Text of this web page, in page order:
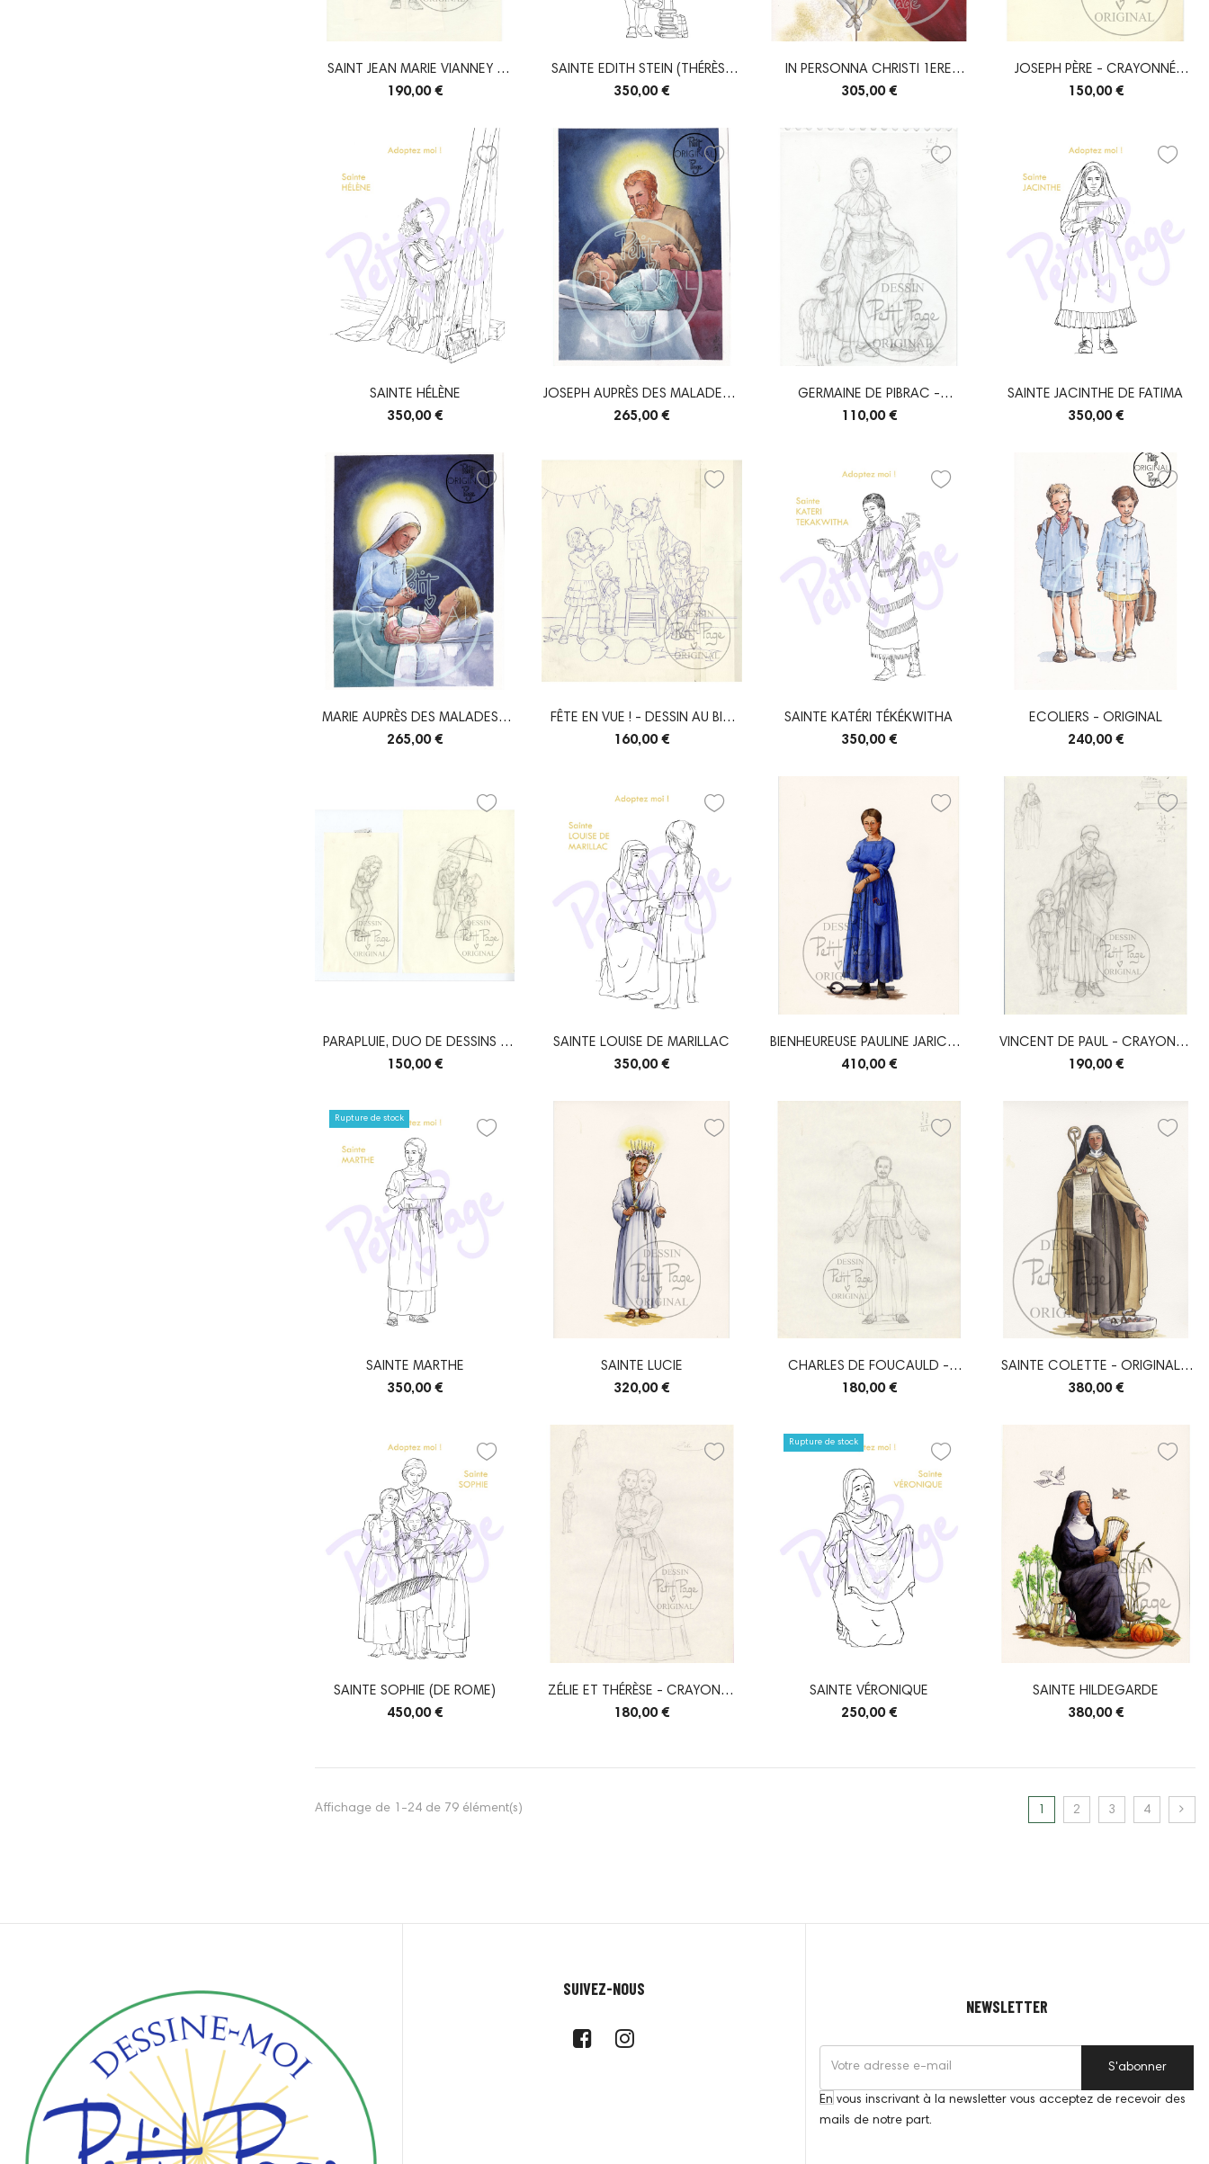
SAINT JEAN MARIE VIANNEY -
CRAYONNÉ...
190,00 €
SAINTE EDITH STEIN (THÉRÈSE
BÉNÉDICTE...
350,00 €
IN PERSONNA CHRISTI 1ERE
VERSION -...
305,00 €
JOSEPH PÈRE - CRAYONNÉ
ORIGINAL
150,00 €
SAINTE HÉLÈNE
350,00 €
JOSEPH AUPRÈS DES MALADES -
ORIGINAL
265,00 €
GERMAINE DE PIBRAC -
CRAYONNÉ ORIGINAL
110,00 €
SAINTE JACINTHE DE FATIMA
350,00 €
MARIE AUPRÈS DES MALADES -
ORIGINAL
265,00 €
FÊTE EN VUE ! - DESSIN AU BIC
ORIGINAL
160,00 €
SAINTE KATÉRI TÉKÉKWITHA
350,00 €
ECOLIERS - ORIGINAL
240,00 €
PARAPLUIE, DUO DE DESSINS -
CRAYONNÉS...
150,00 €
SAINTE LOUISE DE MARILLAC
350,00 €
BIENHEUREUSE PAULINE JARICOT
- ORIGINAL
410,00 €
VINCENT DE PAUL - CRAYONNÉ
ORIGINAL
190,00 €
Rupture de stock
SAINTE MARTHE
350,00 €
SAINTE LUCIE
320,00 €
CHARLES DE FOUCAULD -
CRAYONNÉ ORIGINAL
180,00 €
SAINTE COLETTE - ORIGINAL -
VERSION...
380,00 €
SAINTE SOPHIE (DE ROME)
450,00 €
ZÉLIE ET THÉRÈSE - CRAYONNÉ
ORIGINAL
180,00 €
Rupture de stock
SAINTE VÉRONIQUE
250,00 €
SAINTE HILDEGARDE
380,00 €
Affichage de 1-24 de 79 élément(s) 2 3 4
SUIVEZ-NOUS
NEWSLETTER
S'abonner
En vous inscrivant à la newsletter vous acceptez de recevoir des
mails de notre part.